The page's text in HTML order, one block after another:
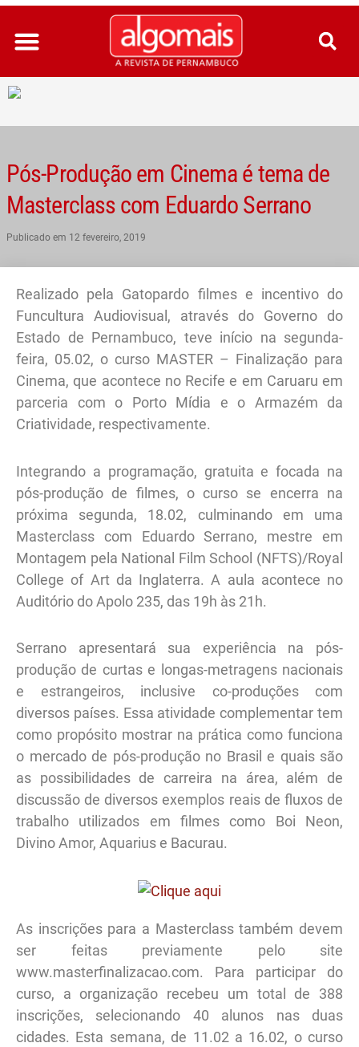
Ir
para
conteúdo
Pós-Produção em Cinema é tema de
Masterclass com Eduardo Serrano
Publicado em 12 fevereiro, 2019
Realizado pela Gatopardo filmes e incentivo do
Funcultura Audiovisual, através do Governo do
Estado de Pernambuco, teve início na segunda-
feira, 05.02, o curso MASTER – Finalização para
Cinema, que acontece no Recife e em Caruaru em
parceria com o Porto Mídia e o Armazém da
Criatividade, respectivamente.
Integrando a programação, gratuita e focada na
pós-produção de filmes, o curso se encerra na
próxima segunda, 18.02, culminando em uma
Masterclass com Eduardo Serrano, mestre em
Montagem pela National Film School (NFTS)/Royal
College of Art da Inglaterra. A aula acontece no
Auditório do Apolo 235, das 19h às 21h.
Serrano apresentará sua experiência na pós-
produção de curtas e longas-metragens nacionais
e estrangeiros, inclusive co-produções com
diversos países. Essa atividade complementar tem
como propósito mostrar na prática como funciona
o mercado de pós-produção no Brasil e quais são
as possibilidades de carreira na área, além de
discussão de diversos exemplos reais de fluxos de
trabalho utilizados em filmes como Boi Neon,
Divino Amor, Aquarius e Bacurau.
As inscrições para a Masterclass também devem
ser feitas previamente pelo site
www.masterfinalizacao.com. Para participar do
curso, a organização recebeu um total de 388
inscrições, selecionando 40 alunos nas duas
cidades. Esta semana, de 11.02 a 16.02, o curso